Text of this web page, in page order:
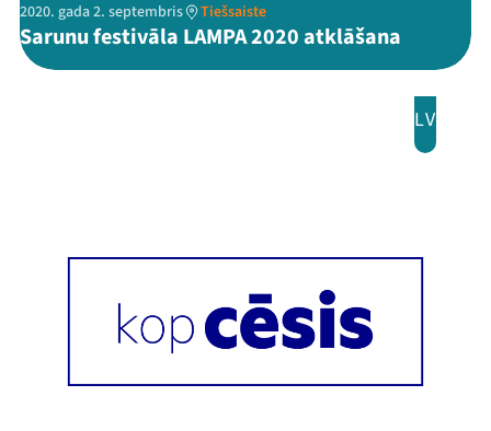
2020. gada 2. septembris Tiešsaiste
Sarunu festivāla LAMPA 2020 atklāšana
LV